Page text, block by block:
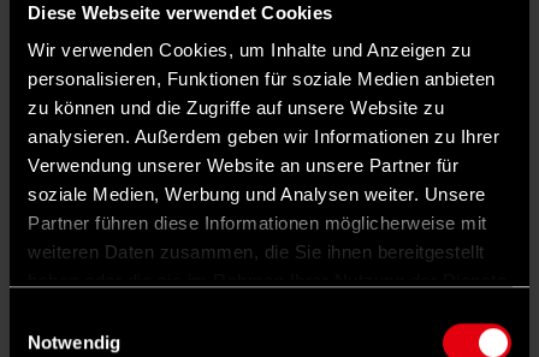
Diese Webseite verwendet Cookies
Wir verwenden Cookies, um Inhalte und Anzeigen zu
personalisieren, Funktionen für soziale Medien anbieten
zu können und die Zugriffe auf unsere Website zu
analysieren. Außerdem geben wir Informationen zu Ihrer
Verwendung unserer Website an unsere Partner für
soziale Medien, Werbung und Analysen weiter. Unsere
Partner führen diese Informationen möglicherweise mit
weiteren Daten zusammen, die Sie ihnen bereitgestellt
Notwendig
5 unserer Netiquette verstieß.
https://www.vorwaerts.de/netiquette
GESPEICHERT VONMOMO (NICHT ÜBERPRÜFT)AM DO.,
18.09.2025 - 16:23
Verstoß gegen die Netiquette
Der Kommentar wurde gelöscht, da er gegen Punkt
5 unserer Netiquette verstieß.